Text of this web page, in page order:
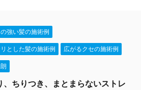
強い髪の施術例
とした髪の施術例 広がるクセの施術例
、ちりつき、まとまらないストレ